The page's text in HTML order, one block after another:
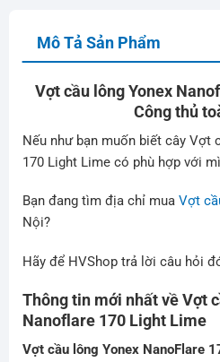
Mô Tả Sản Phẩm
Vợt cầu lông Yonex
Công thủ
Nếu như bạn muốn biết cây Vợt
170 Light Lime có phù hợp với
Bạn đang tìm địa chỉ mua Vợt
Nội?
Hãy để HVShop trả lời câu hỏi
Thông tin mới nhất về Vợt
Nanoflare 170 Light Lime
Vợt cầu lông Yonex NanoFlare